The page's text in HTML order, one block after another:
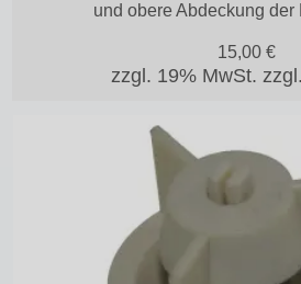
und obere Abdeckung
zzgl. 19% MwSt.
15,00€